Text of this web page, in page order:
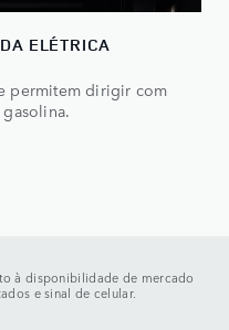
ELÉTRICA
permitem dirigir com
à disponibilidade de mercado
e sinal de celular.